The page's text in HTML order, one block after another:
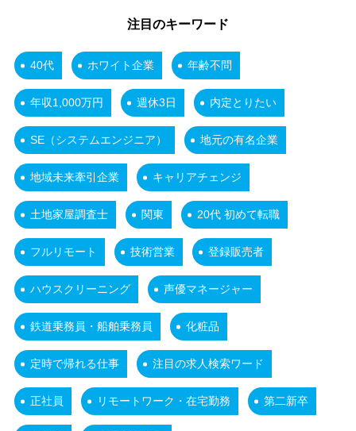
注目のキーワード
40代 ホワイト企業 年齢不問
年収1,000万円 週休3日 内定とりたい
SE（システムエンジニア） 地元の有名企業
地域未来牽引企業 キャリアチェンジ
土地家屋調査士 関東 20代 初めて転職
フルリモート 技術営業 登録販売者
ハウスクリーニング 声優マネージャー
鉄道乗務員・船舶乗務員 化粧品
定時で帰れる仕事 注目の求人検索ワード
正社員 リモートワーク・在宅勤務 第二新卒